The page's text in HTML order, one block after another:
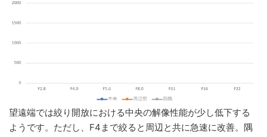
望遠端では絞り開放における中央の解像性能が少し低下する
ようです。ただし、F4まで絞ると周辺と共に急速に改善。隅